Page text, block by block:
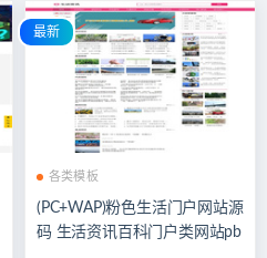
最新
各类模板
(PC+WAP)粉色生活门户网站源
码 生活资讯百科门户类网站pb